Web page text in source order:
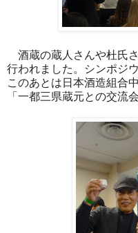
酒蔵の蔵人さんや杜氏
行われました。シンポジ
このあとは日本酒造組合
「一都三県蔵元との交流